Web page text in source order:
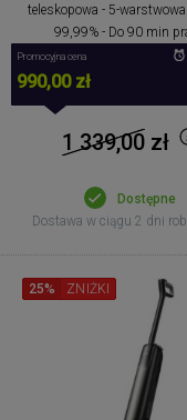
teleskopowa - 5-
99,99% - Do 90 min
Promocyjna cena
990,00 zł
1 339,00zł
Dostępne
Dostawa w ciągu 2 dni
25% ZNIŻKI